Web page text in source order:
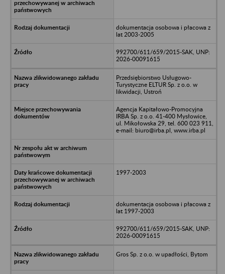
dokumentacja osobowa i płacowa z
lat 2003-2005
992700/611/659/2015-SAK, UNP:
2026-00091615
Przedsiębiorstwo Usługowo-
Turystyczne ELTUR Sp. z o.o. w
likwidacji, Ustroń
Agencja Kapitałowo-Promocyjna
IRBA Sp. z o.o. 41-400 Mysłowice,
ul. Mikołowska 29, tel. 600 023 911,
e-mail: biuro@irba.pl, www.irba.pl
1997-2003
dokumentacja osobowa i płacowa z
lat 1997-2003
992700/611/659/2015-SAK, UNP:
2026-00091615
Gros Sp. z o.o. w upadłości, Bytom